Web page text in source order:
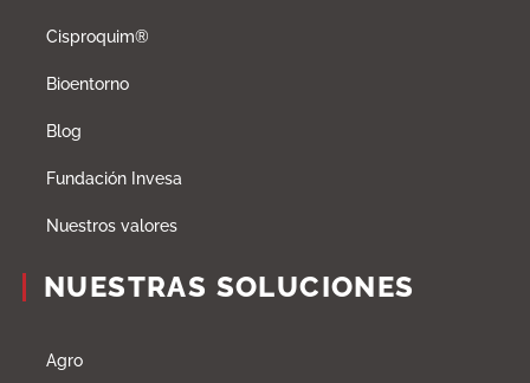
Cisproquim®
Bioentorno
Blog
Fundación Invesa
Nuestros valores
NUESTRAS SOLUCIONES
Agro